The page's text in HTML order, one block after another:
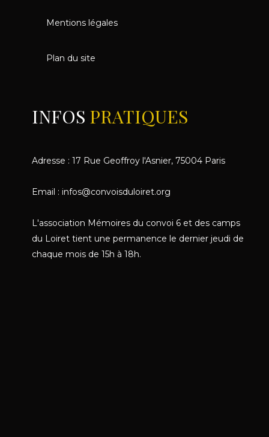
Mentions légales
Plan du site
INFOS PRATIQUES
Adresse : 17 Rue Geoffroy l'Asnier, 75004 Paris
Email : infos@convoisduloiret.org
L'association Mémoires du convoi 6 et des camps
du Loiret tient une permanence le dernier jeudi de
chaque mois de 15h à 18h.